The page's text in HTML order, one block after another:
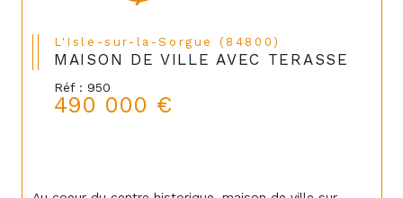
L'Isle-sur-la-Sorgue (84800)
MAISON DE VILLE AVEC TERASSE
Réf : 950
490 000 €